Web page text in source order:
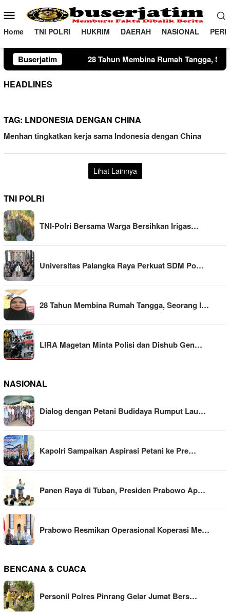
ke
konten
Menu
Mobile
Home TNI POLRI HUKRIM DAERAH NASIONAL
Buserjatim
28 Tahun Membina Rumah Tangga, Seorang Ibu Lima Anak
HEADLINES
TAG: LNDONESIA DENGAN CHINA
Menhan tingkatkan kerja sama Indonesia dengan China
Lihat Lainnya
TNI POLRI
TNI-Polri Bersama Warga Bersihkan Irigas…
Universitas Palangka Raya Perkuat SDM Po…
28 Tahun Membina Rumah Tangga, Seorang I…
LIRA Magetan Minta Polisi dan Dishub Gen…
NASIONAL
Dialog dengan Petani Budidaya Rumput Lau…
Kapolri Sampaikan Aspirasi Petani ke Pre…
Panen Raya di Tuban, Presiden Prabowo Ap…
Prabowo Resmikan Operasional Koperasi Me…
BENCANA & CUACA
Personil Polres Pinrang Gelar Jumat Bers…